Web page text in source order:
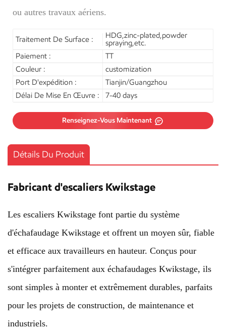
ou autres travaux aériens.
Traitement De Surface :
HDG,zinc-plated,powder
spraying,etc.
Paiement :
TT
Couleur :
customization
Port D'expédition :
Tianjin/Guangzhou
Délai De Mise En Œuvre :
7-40 days
Renseignez-Vous Maintenant
Détails Du Produit
Fabricant d'escaliers Kwikstage
Les escaliers Kwikstage font partie du système
d'échafaudage Kwikstage et offrent un moyen sûr, fiable
et efficace aux travailleurs en hauteur. Conçus pour
s'intégrer parfaitement aux échafaudages Kwikstage, ils
sont simples à monter et extrêmement durables, parfaits
pour les projets de construction, de maintenance et
industriels.